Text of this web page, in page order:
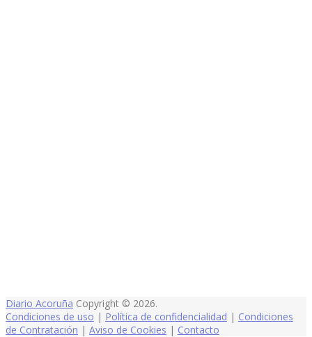
Diario Acoruña Copyright © 2026.
Condiciones de uso | Política de confidencialidad | Condiciones
de Contratación | Aviso de Cookies | Contacto